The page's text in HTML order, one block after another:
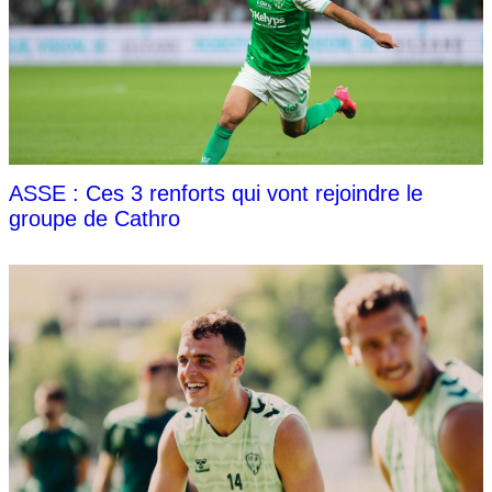
ASSE : Ces 3 renforts qui vont rejoindre le
groupe de Cathro